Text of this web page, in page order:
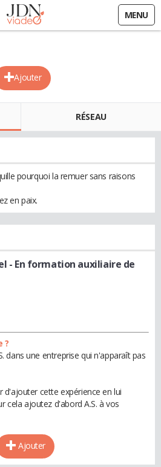
MENU
Ajouter
RÉSEAU
pourquoi la remuer sans raisons
en paix.
- En formation auxiliaire de
?
dans une entreprise qui n'apparaît pas
d'ajouter cette expérience en lui
cela ajoutez d'abord A.S. à vos
Ajouter